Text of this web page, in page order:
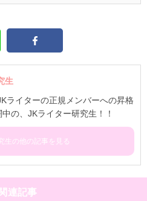
生
ライターの正規メンバーへの昇格
の、JKライター研究生！！
生の他の記事を見る
連記事